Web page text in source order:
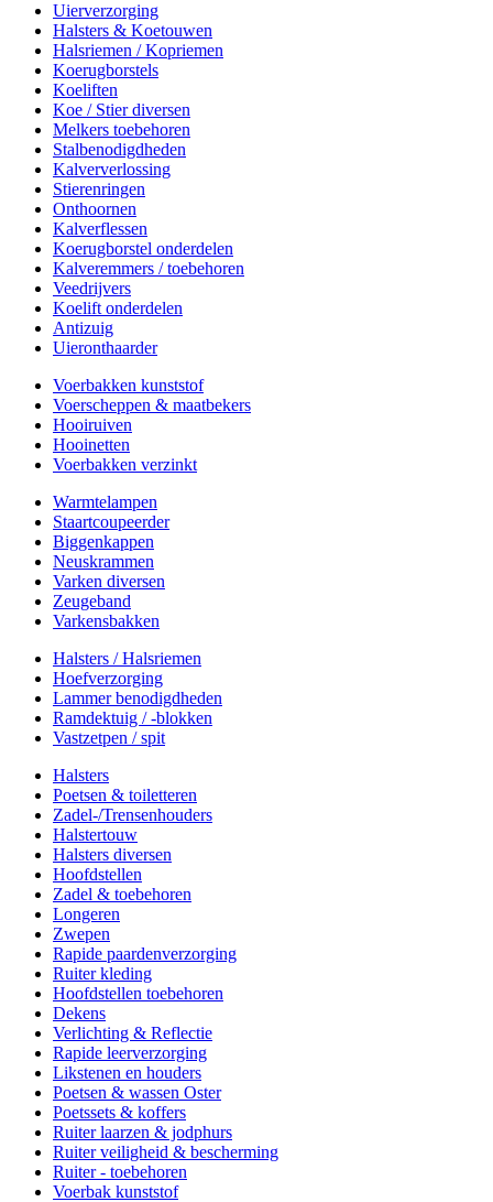
Uierverzorging
Halsters & Koetouwen
Halsriemen / Kopriemen
Koerugborstels
Koeliften
Koe / Stier diversen
Melkers toebehoren
Stalbenodigdheden
Kalververlossing
Stierenringen
Onthoornen
Kalverflessen
Koerugborstel onderdelen
Kalveremmers / toebehoren
Veedrijvers
Koelift onderdelen
Antizuig
Uieronthaarder
Voerbakken kunststof
Voerscheppen & maatbekers
Hooiruiven
Hooinetten
Voerbakken verzinkt
Warmtelampen
Staartcoupeerder
Biggenkappen
Neuskrammen
Varken diversen
Zeugeband
Varkensbakken
Halsters / Halsriemen
Hoefverzorging
Lammer benodigdheden
Ramdektuig / -blokken
Vastzetpen / spit
Halsters
Poetsen & toiletteren
Zadel-/Trensenhouders
Halstertouw
Halsters diversen
Hoofdstellen
Zadel & toebehoren
Longeren
Zwepen
Rapide paardenverzorging
Ruiter kleding
Hoofdstellen toebehoren
Dekens
Verlichting & Reflectie
Rapide leerverzorging
Likstenen en houders
Poetsen & wassen Oster
Poetssets & koffers
Ruiter laarzen & jodphurs
Ruiter veiligheid & bescherming
Ruiter - toebehoren
Voerbak kunststof